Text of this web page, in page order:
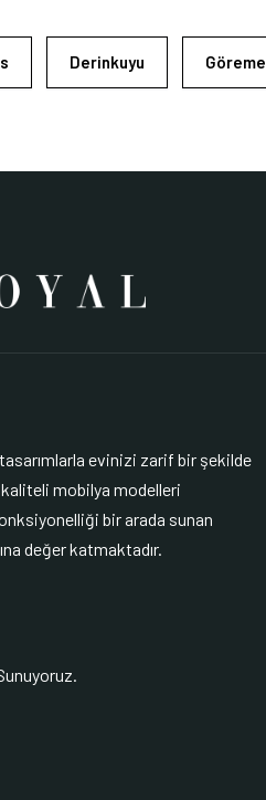
Derinkuyu Göreme
evinizi zarif bir şekilde
mobilya modelleri
bir arada sunan
değer katmaktadır.